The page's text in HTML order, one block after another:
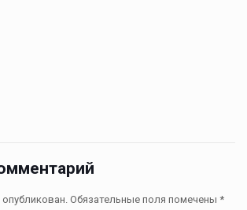
Обязательные поля помечены *